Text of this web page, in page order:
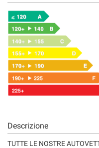
Descrizione
TUTTE LE NOSTRE